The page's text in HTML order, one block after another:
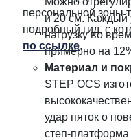
и 20 см. Каждый
нагрузку во
примерно на
Материал и
STEP OCS
удар пяток о
степ-
персональной зоны
подробный гид, с
по ссылке.